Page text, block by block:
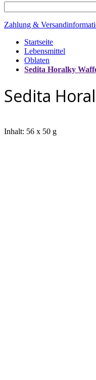
Zahlung &
Startseite
Lebensmittel
Oblaten
Sedita Horalky
Sedita
Inhalt: 56 x 50 g